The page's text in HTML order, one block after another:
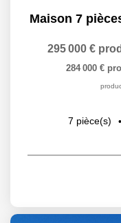
Maison 7
295 000 €
284 000 €
7 pièce(s)